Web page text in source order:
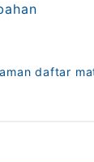
daftar